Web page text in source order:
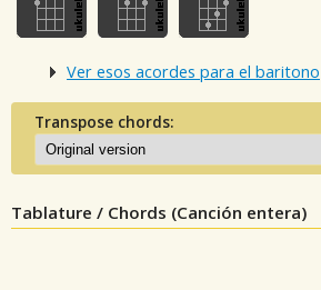
Ver esos acordes para el baritono
Transpose chords:
Tablature / Chords (Canción entera)